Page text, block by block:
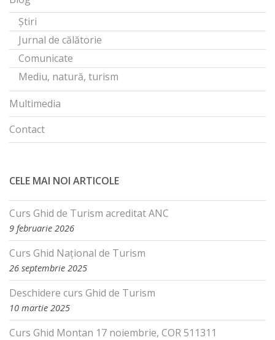
Știri
Jurnal de călătorie
Comunicate
Mediu, natură, turism
Multimedia
Contact
CELE MAI NOI ARTICOLE
Curs Ghid de Turism acreditat ANC
9 februarie 2026
Curs Ghid Național de Turism
26 septembrie 2025
Deschidere curs Ghid de Turism
10 martie 2025
Curs Ghid Montan 17 noiembrie, COR 511311